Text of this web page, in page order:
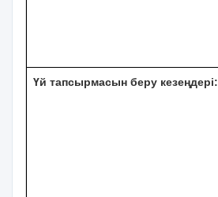
Үй тапсырмасын беру кезеңдері: